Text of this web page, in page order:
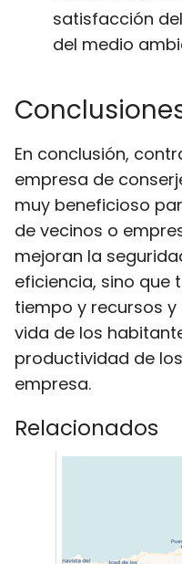
satisfacción
del medio
En conclusión,
empresa de
muy beneficioso
de vecinos o
mejoran la
eficiencia, sino que
tiempo y recursos
vida de los
productividad de
empresa.
Relacionados